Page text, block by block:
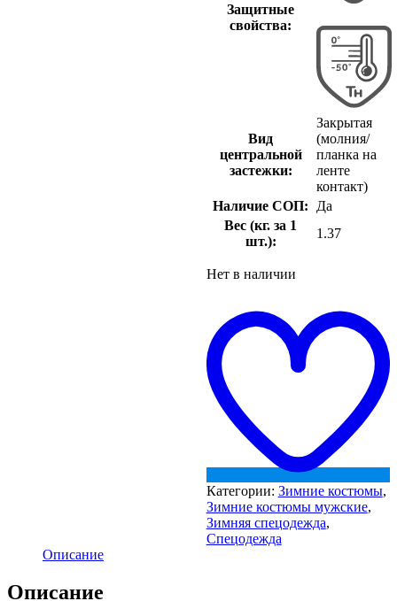
Защитные
свойства:
Вид
центральной
застежки:
Закрытая
(молния/
планка на
ленте
контакт)
Наличие СОП:
Да
Вес (кг. за 1
шт.):
1.37
Нет в наличии
Категории: Зимние костюмы,
Зимние костюмы мужские,
Зимняя спецодежда,
Спецодежда
Описание
Описание